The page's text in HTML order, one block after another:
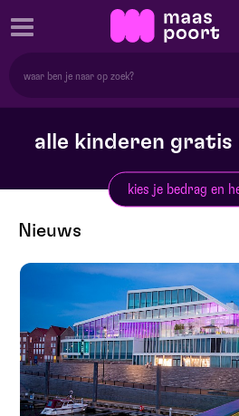
alle kinderen
kies je bedrag en
Nieuws